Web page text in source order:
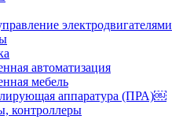
электродвигателями
автоматизация
мебель
аппаратура (ПРА)￼
контроллеры